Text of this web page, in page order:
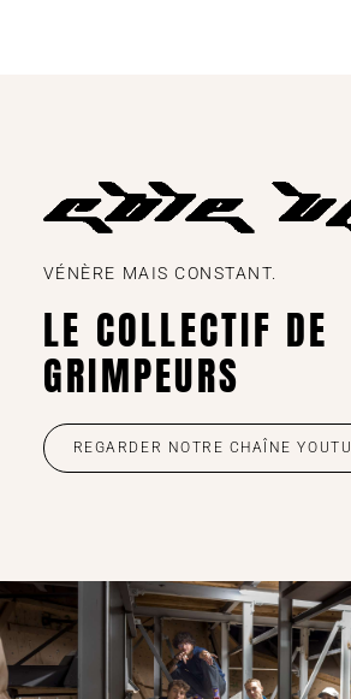
VÉNÈRE MAIS CONSTANT.
LE COLLECTIF DE
GRIMPEURS
REGARDER NOTRE CHAÎNE